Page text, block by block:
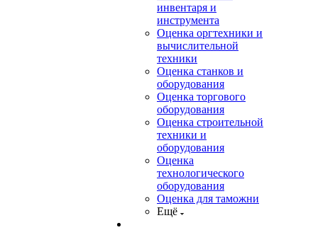
инвентаря и
инструмента
Оценка оргтехники и
вычислительной
техники
Оценка станков и
оборудования
Оценка торгового
оборудования
Оценка строительной
техники и
оборудования
Оценка
технологического
оборудования
Оценка для таможни
Ещё